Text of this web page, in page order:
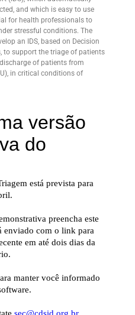
and which is easy to use
for health professionals to
stressful conditions. The
an IDS, based on Decision
to support the triage of patients
of patients from
in critical conditions of